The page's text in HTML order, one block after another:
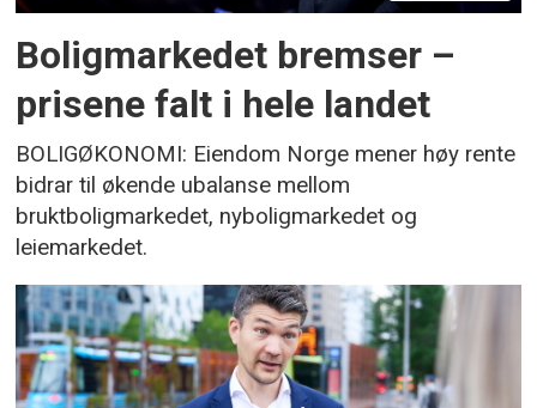
Boligmarkedet bremser –
prisene falt i hele landet
BOLIGØKONOMI: Eiendom Norge mener høy rente
bidrar til økende ubalanse mellom
bruktboligmarkedet, nyboligmarkedet og
leiemarkedet.